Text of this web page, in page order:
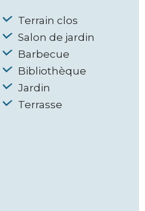
Terrain clos
Salon de jardin
Barbecue
Bibliothèque
Jardin
Terrasse